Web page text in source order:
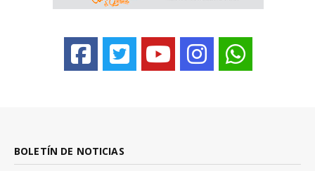
BOLETÍN DE NOTICIAS